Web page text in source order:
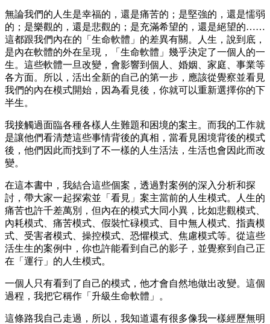
無論我們的人生是幸福的，還是痛苦的；是堅強的，還是懦弱
的；是樂觀的，還是悲觀的；是充滿希望的，還是絕望的……
這都跟我們內在的「生命軟體」的差異有關。人生，說到底，
是內在軟體的外在呈現，「生命軟體」幾乎決定了一個人的一
生。這些軟體一旦改變，會影響到個人、婚姻、家庭、事業等
各方面。所以，活出全新的自己的第一步，應該從覺察並看見
我們的內在模式開始，因為看見後，你就可以重新選擇你的下
半生。
我接觸過面臨各種各樣人生難題和困境的案主。而我的工作就
是讓他們看清楚這些事情背後的真相，當看見困境背後的模式
後，他們因此而找到了不一樣的人生活法，生活也會因此而改
變。
在這本書中，我結合這些個案，透過對案例的深入分析和探
討，帶大家一起探索並「看見」案主當前的人生模式。人生的
痛苦也許千差萬別，但內在的模式大同小異，比如悲觀模式、
內耗模式、痛苦模式、假裝忙碌模式、目中無人模式、指責模
式、受害者模式、操控模式、恐懼模式、焦慮模式等。從這些
活生生的案例中，你也許能看到自己的影子，並覺察到自己正
在「運行」的人生模式。
一個人只有看到了自己的模式，他才會自然地做出改變。這個
過程，我把它稱作「升級生命軟體」。
這條路我自己走過，所以，我知道還有很多像我一樣經歷無明